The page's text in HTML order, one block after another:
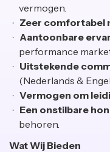
vermogen.
Zeer comfortabel
Aantoonbare
performance
Uitstekende
(Nederlands &
Vermogen om
Een onstilbare
behoren.
Wat Wij Bieden